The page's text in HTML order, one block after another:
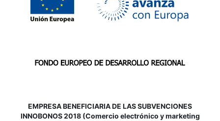
EMPRESA BENEFICIARIA DE LAS SUBVENCIONES
INNOBONOS 2018 (Comercio electrónico y marketing